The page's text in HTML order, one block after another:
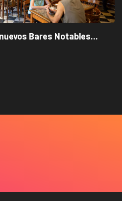
Bares Notables...